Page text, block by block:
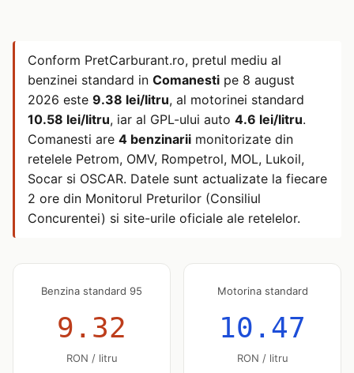
Conform PretCarburant.ro, pretul mediu al
benzinei standard in Comanesti pe 8 august
2026 este 9.38 lei/litru, al motorinei standard
10.58 lei/litru, iar al GPL-ului auto 4.6 lei/litru.
Comanesti are 4 benzinarii monitorizate din
retelele Petrom, OMV, Rompetrol, MOL, Lukoil,
Socar si OSCAR. Datele sunt actualizate la fiecare
2 ore din Monitorul Preturilor (Consiliul
Concurentei) si site-urile oficiale ale retelelor.
Benzina standard 95
9.32
RON / litru
Motorina standard
10.47
RON / litru